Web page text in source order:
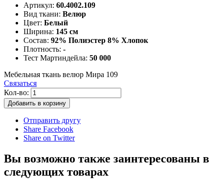
Артикул: 60.4002.109
Вид ткани: Велюр
Цвет: Белый
Ширина: 145 см
Состав: 92% Полиэстер 8% Хлопок
Плотность: -
Тест Мартиндейла: 50 000
Мебельная ткань велюр Мира 109
Связаться
Кол-во:
Добавить в корзину
Отправить другу
Share Facebook
Share on Twitter
Вы возможно также заинтересованы в
следующих товарах